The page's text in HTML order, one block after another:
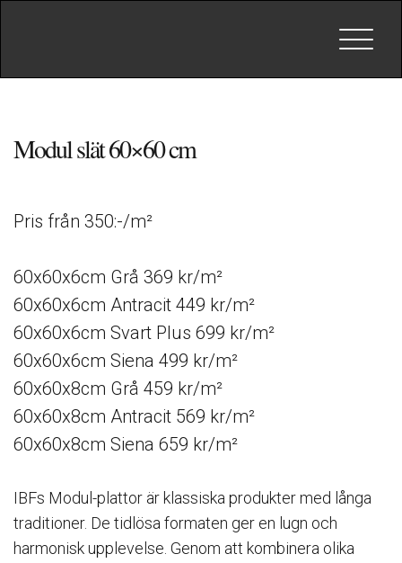
Toggle
Modul slät 60×60 cm
Pris från 350:-/m²
60x60x6cm Grå 369 kr/m²
60x60x6cm Antracit 449 kr/m²
60x60x6cm Svart Plus 699 kr/m²
60x60x6cm Siena 499 kr/m²
60x60x8cm Grå 459 kr/m²
60x60x8cm Antracit 569 kr/m²
60x60x8cm Siena 659 kr/m²
IBFs Modul-plattor är klassiska produkter med långa
traditioner. De tidlösa formaten ger en lugn och
harmonisk upplevelse. Genom att kombinera olika